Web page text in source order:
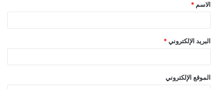
*
الاسم *
البريد الإلكتروني *
الموقع الإلكتروني